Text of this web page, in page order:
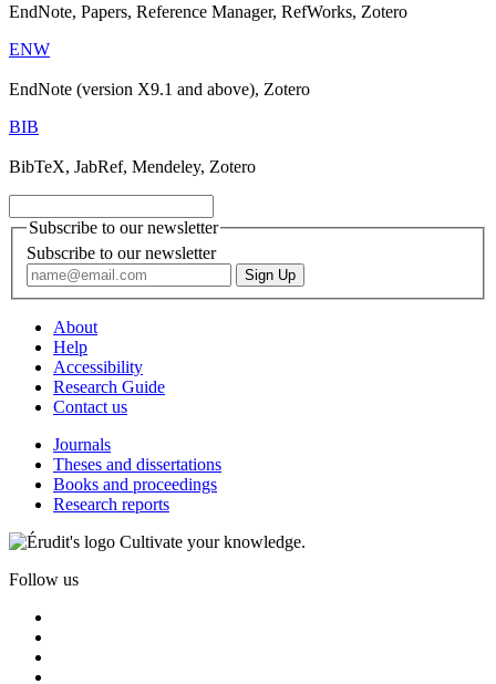
EndNote, Papers, Reference Manager, RefWorks, Zotero
ENW
EndNote (version X9.1 and above), Zotero
BIB
BibTeX, JabRef, Mendeley, Zotero
Subscribe to our newsletter
Subscribe to our newsletter
About
Help
Accessibility
Research Guide
Contact us
Journals
Theses and dissertations
Books and proceedings
Research reports
Cultivate your knowledge.
Follow us